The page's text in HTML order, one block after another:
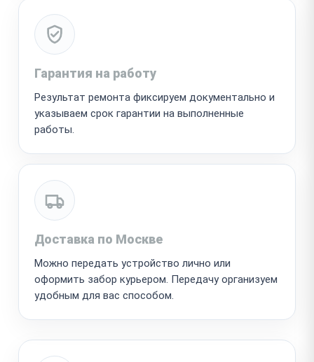
Гарантия на работу
Результат ремонта фиксируем документально и
указываем срок гарантии на выполненные
работы.
Доставка по Москве
Можно передать устройство лично или
оформить забор курьером. Передачу организуем
удобным для вас способом.